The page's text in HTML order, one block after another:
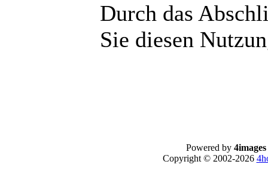
Durch das
Sie diesen
Powered by 4images
Copyright © 2002-2026